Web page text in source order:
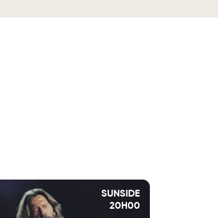
6e).
SUNSIDE
20H00